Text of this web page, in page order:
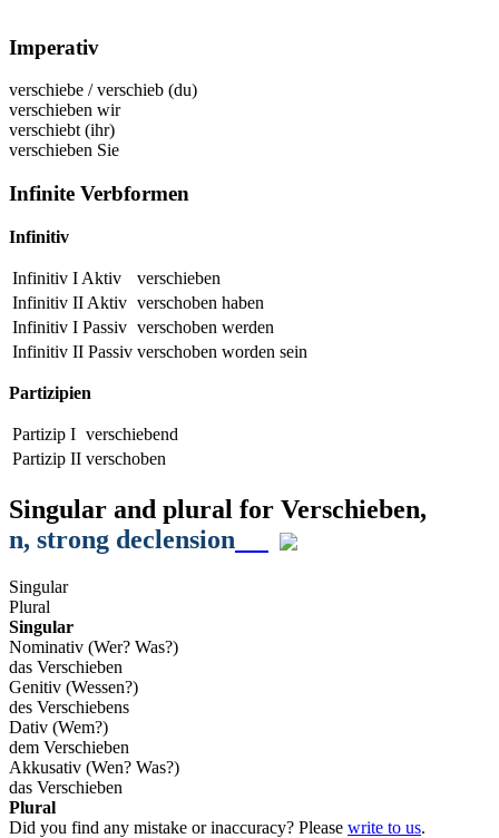
Imperativ
verschiebe /verschieb (du)
verschieben wir
verschiebt (ihr)
verschieben Sie
Infinite Verbformen
Infinitiv
Infinitiv I Aktiv
verschieben
Infinitiv II Aktiv verschoben haben
Infinitiv I Passiv verschoben werden
Infinitiv II Passiv verschoben worden sein
Partizipien
Partizip I verschiebend
Partizip II verschoben
Singular and plural for Verschieben,
n, strong declension
Singular
Plural
Singular
Nominativ (Wer? Was?)
das Verschieben
Genitiv (Wessen?)
des Verschiebens
Dativ (Wem?)
dem Verschieben
Akkusativ (Wen? Was?)
das Verschieben
Plural
Did you find any mistake or inaccuracy? Please write to us.